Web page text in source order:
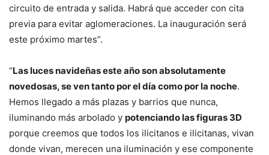
circuito de entrada y salida. Habrá que acceder con cita
previa para evitar aglomeraciones. La inauguración será
este próximo martes”.
“Las luces navideñas este año son absolutamente
novedosas, se ven tanto por el día como por la noche.
Hemos llegado a más plazas y barrios que nunca,
iluminando más arbolado y potenciando las figuras 3D
porque creemos que todos los ilicitanos e ilicitanas, vivan
donde vivan, merecen una iluminación y ese componente